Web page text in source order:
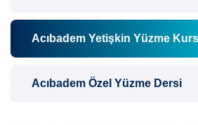
Acıbadem Yetişkin Yüzme
Acıbadem Özel Yüzme Dersi